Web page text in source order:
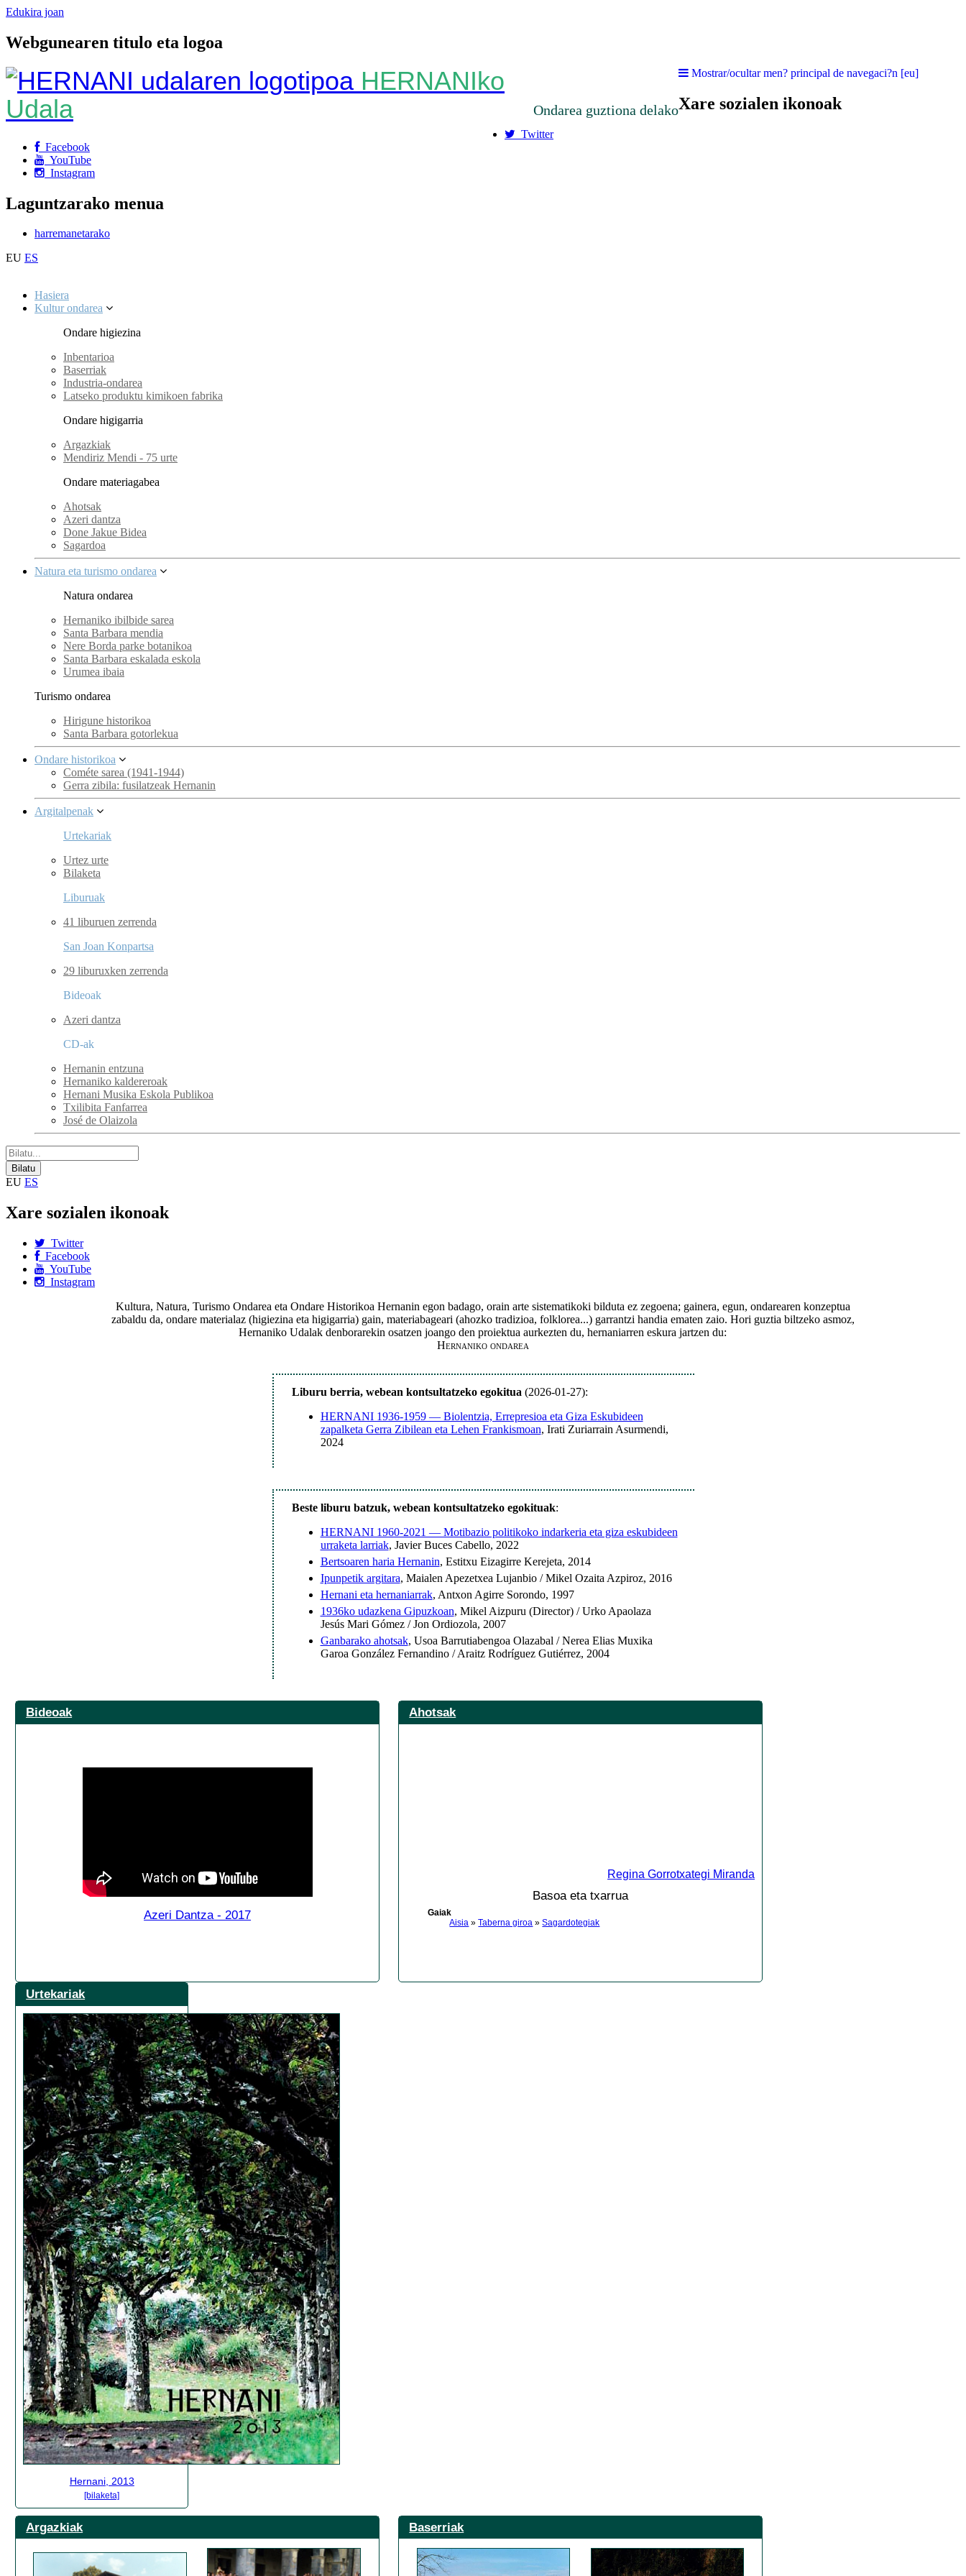
Edukira joan
Webgunearen titulo eta logoa
HERNANIko
Udala
Ondarea guztiona delako
Mostrar/ocultar men? principal de navegaci?n [eu]
Xare sozialen ikonoak
Twitter
Facebook
YouTube
Instagram
Laguntzarako menua
harremanetarako
EU ES
Hasiera
Kultur ondarea
Ondare higiezina
Inbentarioa
Baserriak
Industria-ondarea
Latseko produktu kimikoen fabrika
Ondare higigarria
Argazkiak
Mendiriz Mendi - 75 urte
Ondare materiagabea
Ahotsak
Azeri dantza
Done Jakue Bidea
Sagardoa
Natura eta turismo ondarea
Natura ondarea
Hernaniko ibilbide sarea
Santa Barbara mendia
Nere Borda parke botanikoa
Santa Barbara eskalada eskola
Urumea ibaia
Turismo ondarea
Hirigune historikoa
Santa Barbara gotorlekua
Ondare historikoa
Cométe sarea (1941-1944)
Gerra zibila: fusilatzeak Hernanin
Argitalpenak
Urtekariak
Urtez urte
Bilaketa
Liburuak
41 liburuen zerrenda
San Joan Konpartsa
29 liburuxken zerrenda
Bideoak
Azeri dantza
CD-ak
Hernanin entzuna
Hernaniko kaldereroak
Hernani Musika Eskola Publikoa
Txilibita Fanfarrea
José de Olaizola
EU ES
Xare sozialen ikonoak
Twitter
Facebook
YouTube
Instagram
Kultura, Natura, Turismo Ondarea eta Ondare Historikoa Hernanin egon badago, orain arte sistematikoki bilduta ez zegoena; gainera, egun, ondarearen konzeptua
zabaldu da, ondare materialaz (higiezina eta higigarria) gain, materiabageari (ahozko tradizioa, folklorea...) garrantzi handia ematen zaio. Hori guztia biltzeko asmoz,
Hernaniko Udalak denborarekin osatzen joango den proiektua aurkezten du, hernaniarren eskura jartzen du:
Hernaniko ondarea
Liburu berria, webean kontsultatzeko egokitua (2026-01-27):
HERNANI 1936-1959 — Biolentzia, Errepresioa eta Giza Eskubideen
zapalketa Gerra Zibilean eta Lehen Frankismoan, Irati Zuriarrain Asurmendi,
2024
Beste liburu batzuk, webean kontsultatzeko egokituak:
HERNANI 1960-2021 — Motibazio politikoko indarkeria eta giza eskubideen
urraketa larriak, Javier Buces Cabello, 2022
Bertsoaren haria Hernanin, Estitxu Eizagirre Kerejeta, 2014
Ipunpetik argitara, Maialen Apezetxea Lujanbio / Mikel Ozaita Azpiroz, 2016
Hernani eta hernaniarrak, Antxon Agirre Sorondo, 1997
1936ko udazkena Gipuzkoan, Mikel Aizpuru (Director) / Urko Apaolaza
Jesús Mari Gómez / Jon Ordiozola, 2007
Ganbarako ahotsak, Usoa Barrutiabengoa Olazabal / Nerea Elias Muxika
Garoa González Fernandino / Araitz Rodríguez Gutiérrez, 2004
Bideoak
Azeri Dantza - 2017
Ahotsak
Regina Gorrotxategi Miranda
Basoa eta txarrua
Gaiak
Aisia »Taberna giroa »Sagardotegiak
Urtekariak
Hernani, 2013
[bilaketa]
Argazkiak Baserriak